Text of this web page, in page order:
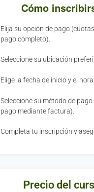
Cómo
Elija su opción de pago
pago completo).
Seleccione su ubicación
Elige la fecha de inicio y el
Seleccione su método de
pago mediante factura).
Completa tu inscripción y
Precio del